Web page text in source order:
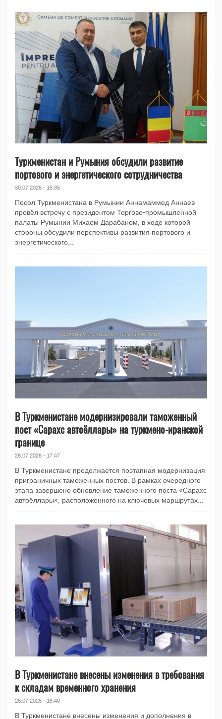
Туркменистан и Румыния обсудили развитие
портового и энергетического сотрудничества
30.07.2026 - 15:35
Посол Туркменистана в Румынии Аннамаммед Аннаев
провёл встречу с президентом Торгово-промышленной
палаты Румынии Михаем Дарабаном, в ходе которой
стороны обсудили перспективы развития портового и
энергетического...
В Туркменистане модернизировали таможенный
пост «Сарахс автоёллары» на туркмено-иранской
границе
28.07.2026 - 17:47
В Туркменистане продолжается поэтапная модернизация
приграничных таможенных постов. В рамках очередного
этапа завершено обновление таможенного поста «Сарахс
автоёллары», расположенного на ключевых маршрутах...
В Туркменистане внесены изменения в требования
к складам временного хранения
28.07.2026 - 16:40
В Туркменистане внесены изменения и дополнения в